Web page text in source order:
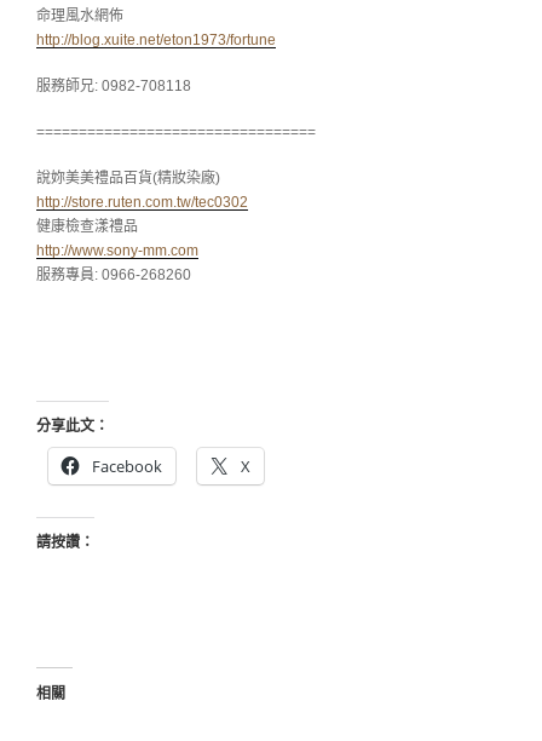
命理風水網佈
http://blog.xuite.net/eton1973/fortune
服務師兄: 0982-708118
=================================
說妳美美禮品百貨(精妝染廠)
http://store.ruten.com.tw/tec0302
健康檢查漾禮品
http://www.sony-mm.com
服務專員: 0966-268260
分享此文：
Facebook
X
請按讚：
相關